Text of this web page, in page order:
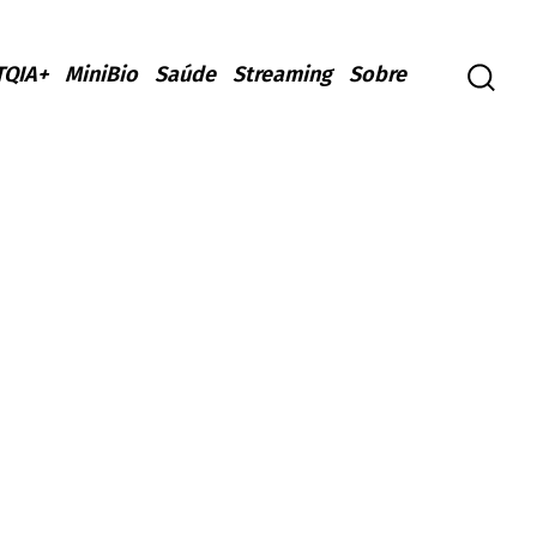
MiniBio Saúde Streaming Sobre